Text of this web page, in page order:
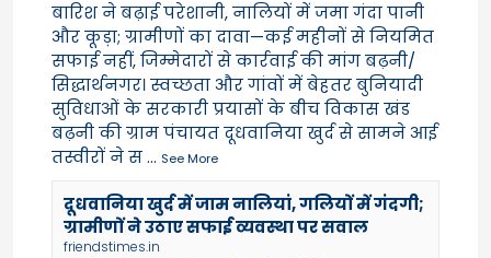
बारिश ने बढ़ाई परेशानी, नालियों में जमा गंदा पानी
और कूड़ा; ग्रामीणों का दावा—कई महीनों से नियमित
सफाई नहीं, जिम्मेदारों से कार्रवाई की मांग बढ़नी/
सिद्धार्थनगर। स्वच्छता और गांवों में बेहतर बुनियादी
सुविधाओं के सरकारी प्रयासों के बीच विकास खंड
बढ़नी की ग्राम पंचायत दूधवानिया खुर्द से सामने आई
तस्वीरों ने स... See More
दूधवानिया खुर्द में जाम नालियां, गलियों में गंदगी;
ग्रामीणों ने उठाए सफाई व्यवस्था पर सवाल
friendstimes.in